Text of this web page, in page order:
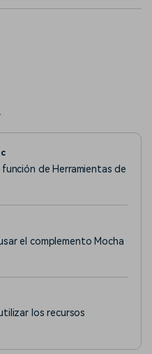
de Herramientas de
el complemento Mocha
los recursos